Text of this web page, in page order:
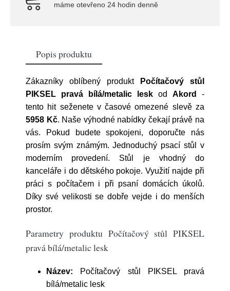
máme otevřeno 24 hodin denně
Popis produktu
Zákazníky oblíbený produkt
Počítačový stůl
PIKSEL pravá bílá/metalic lesk od Akord
-
tento hit seženete v časové omezené slevě za
5958 Kč. Naše výhodné nabídky čekají právě na
vás. Pokud budete spokojeni, doporučte nás
prosím svým známým. Jednoduchý psací stůl v
moderním provedení. Stůl je vhodný do
kanceláře i do dětského pokoje. Využití najde při
práci s počítačem i při psaní domácích úkolů.
Díky své velikosti se dobře vejde i do menších
prostor.
Parametry produktu Počítačový stůl PIKSEL
pravá bílá/metalic lesk
Název: Počítačový stůl PIKSEL pravá
bílá/metalic lesk